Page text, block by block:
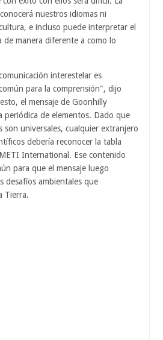
nuestros idiomas ni
e incluso puede interpretar el
de manera diferente a como lo
interestelar es
para la comprensión", dijo
el mensaje de Goonhilly
periódica de elementos. Dado que
son universales, cualquier extranjero
debería reconocer la tabla
International. Ese contenido
para que el mensaje luego
desafíos ambientales que
Tierra.